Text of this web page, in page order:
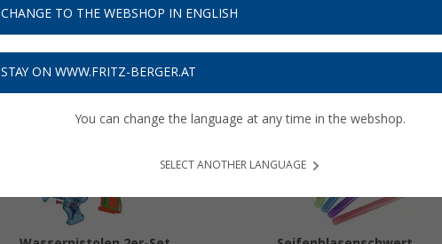
CHANGE TO THE WEBSHOP IN ENGLISH
STAY ON WWW.FRITZ-BERGER.AT
You can change the language at any time in the webshop.
SELECT ANOTHER LANGUAGE